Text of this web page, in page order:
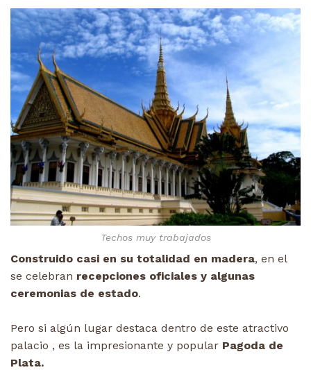
Techos muy trabajados
Construido casi en su totalidad en madera, en el
se celebran recepciones oficiales y algunas
ceremonias de estado.
Pero si algún lugar destaca dentro de este atractivo
palacio , es la impresionante y popular Pagoda de
Plata.